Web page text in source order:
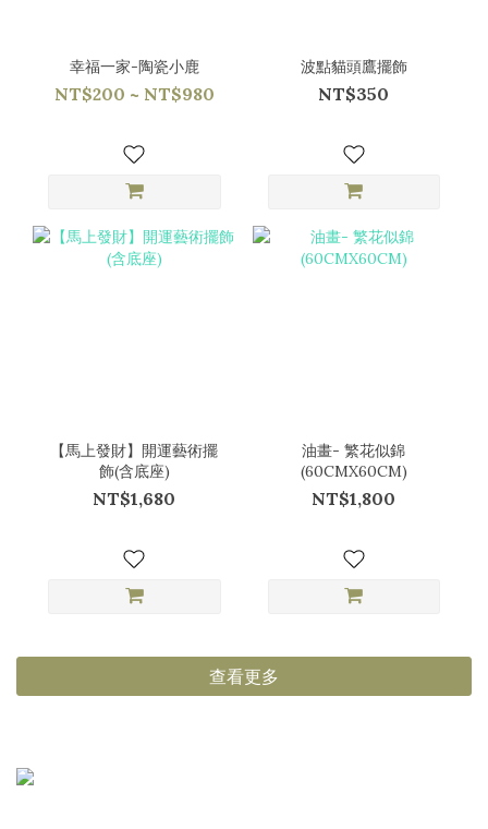
幸福一家-陶瓷小鹿
NT$200 ~ NT$980
波點貓頭鷹擺飾
NT$350
【馬上發財】開運藝術擺
飾(含底座)
NT$1,680
油畫- 繁花似錦
(60CMX60CM)
NT$1,800
查看更多